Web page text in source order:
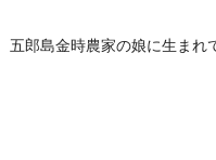
五郎島金時農家の娘に生まれ